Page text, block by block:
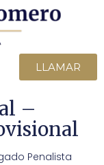
LLAMAR
–
Penalista